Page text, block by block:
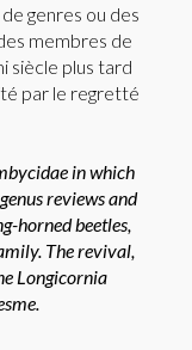
genres ou des
membres de
siècle plus tard
par le regretté
in which
reviews and
horned beetles,
The revival,
Longicornia